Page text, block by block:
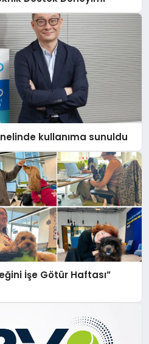
kullanıma sunuldu
İşe Götür Haftası”